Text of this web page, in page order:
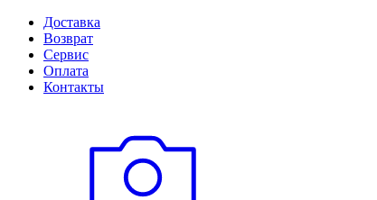
Доставка
Возврат
Сервис
Оплата
Контакты